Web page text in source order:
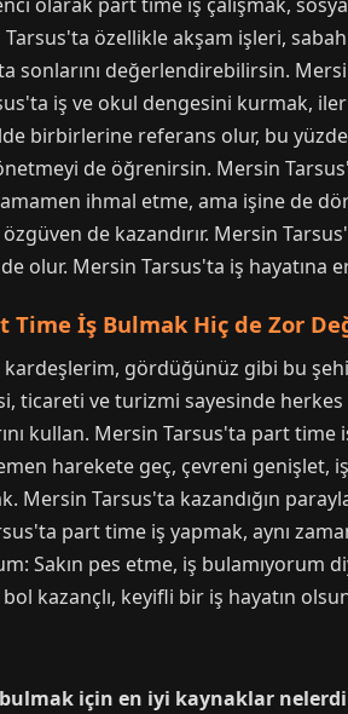
özellikle akşam işleri,
sonlarını değerlendirebilirsin.
iş ve okul dengesini kurmak,
birbirlerine referans olur, bu
de öğrenirsin. Mersin
ihmal etme, ama işine de
de kazandırır. Mersin
olur. Mersin Tarsus'ta iş hayatına
Time İş Bulmak Hiç de Zor
gördüğünüz gibi bu
ticareti ve turizmi sayesinde
kullan. Mersin Tarsus'ta part time
harekete geç, çevreni genişlet,
Mersin Tarsus'ta kazandığın
part time iş yapmak, aynı
Sakın pes etme, iş bulamıyorum
kazançlı, keyifli bir iş hayatın
için en iyi kaynaklar